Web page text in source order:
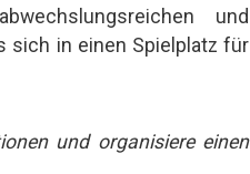
und
sich in einen Spielplatz für
und organisiere einen